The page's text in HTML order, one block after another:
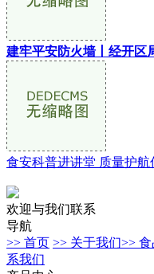
建牢平安防火墙丨经开区
食安科普进讲堂 质量护
欢迎与我们联系
导航
>> 首页 >> 关于我们>>
系我们